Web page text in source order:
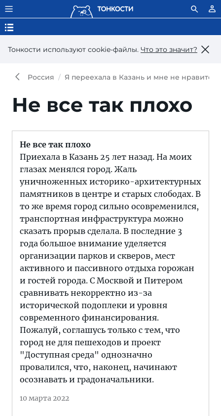
Тонкости используют сookie-файлы. Что это значит?
Россия Я переехала в Казань и мне не
Не все так плохо
Не все так плохо
Приехала в Казань 25 лет назад. На моих
глазах менялся город. Жаль
уничноженных историко-архитектурных
памятников в центре и старых слободах. В
то же время город сильно осовременился,
транспортная инфраструктура можно
сказать прорыв сделала. В последние 3
года большое внимание уделяется
организации парков и скверов, мест
активного и пассивного отдыха горожан
и гостей города. С Москвой и Питером
сравнивать некорректно из-за
исторической подоплеки и уровня
современного финансирования.
Пожалуй, соглашусь только с тем, что
город не для пешеходов и проект
"Доступная среда" однозначно
провалился, что, наконец, начинают
осознавать и градоначальники.
10 марта 2022